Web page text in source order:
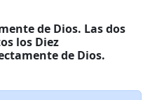
de Dios. Las dos
los Diez
de Dios.